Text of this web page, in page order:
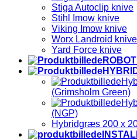
Stiga Autoclip knive
Stihl Imow knive
Viking Imow knive
Worx Landroid knive
Yard Force knive
(Grimsholm Green)
(NGP)
Hybridgræs 200 x